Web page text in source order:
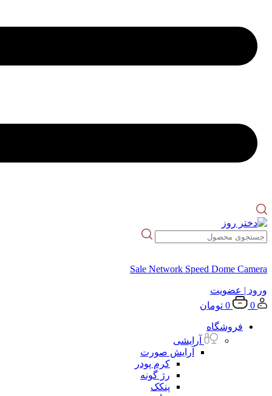
Sale Network Speed Dome Camera
ورود | عضویت
0
0 تومان
فروشگاه
آرایشی
آرایش صورت
کرم پودر
رژ گونه
پنکک